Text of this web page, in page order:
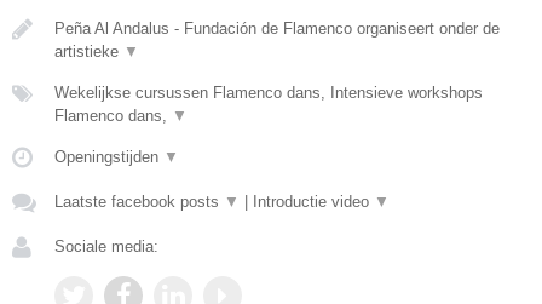
Peña Al Andalus - Fundación de Flamenco organiseert onder de
artistieke ▼
Wekelijkse cursussen Flamenco dans, Intensieve workshops
Flamenco dans, ▼
Openingstijden ▼
Laatste facebook posts ▼ Introductie video ▼
Sociale media: